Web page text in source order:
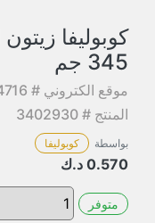
كوبوليفا
345 جم
موقع الكتروني # 54716
المنتج # 3402930
بواسطة كوبوليفا
0.570 د.ك
متوفر